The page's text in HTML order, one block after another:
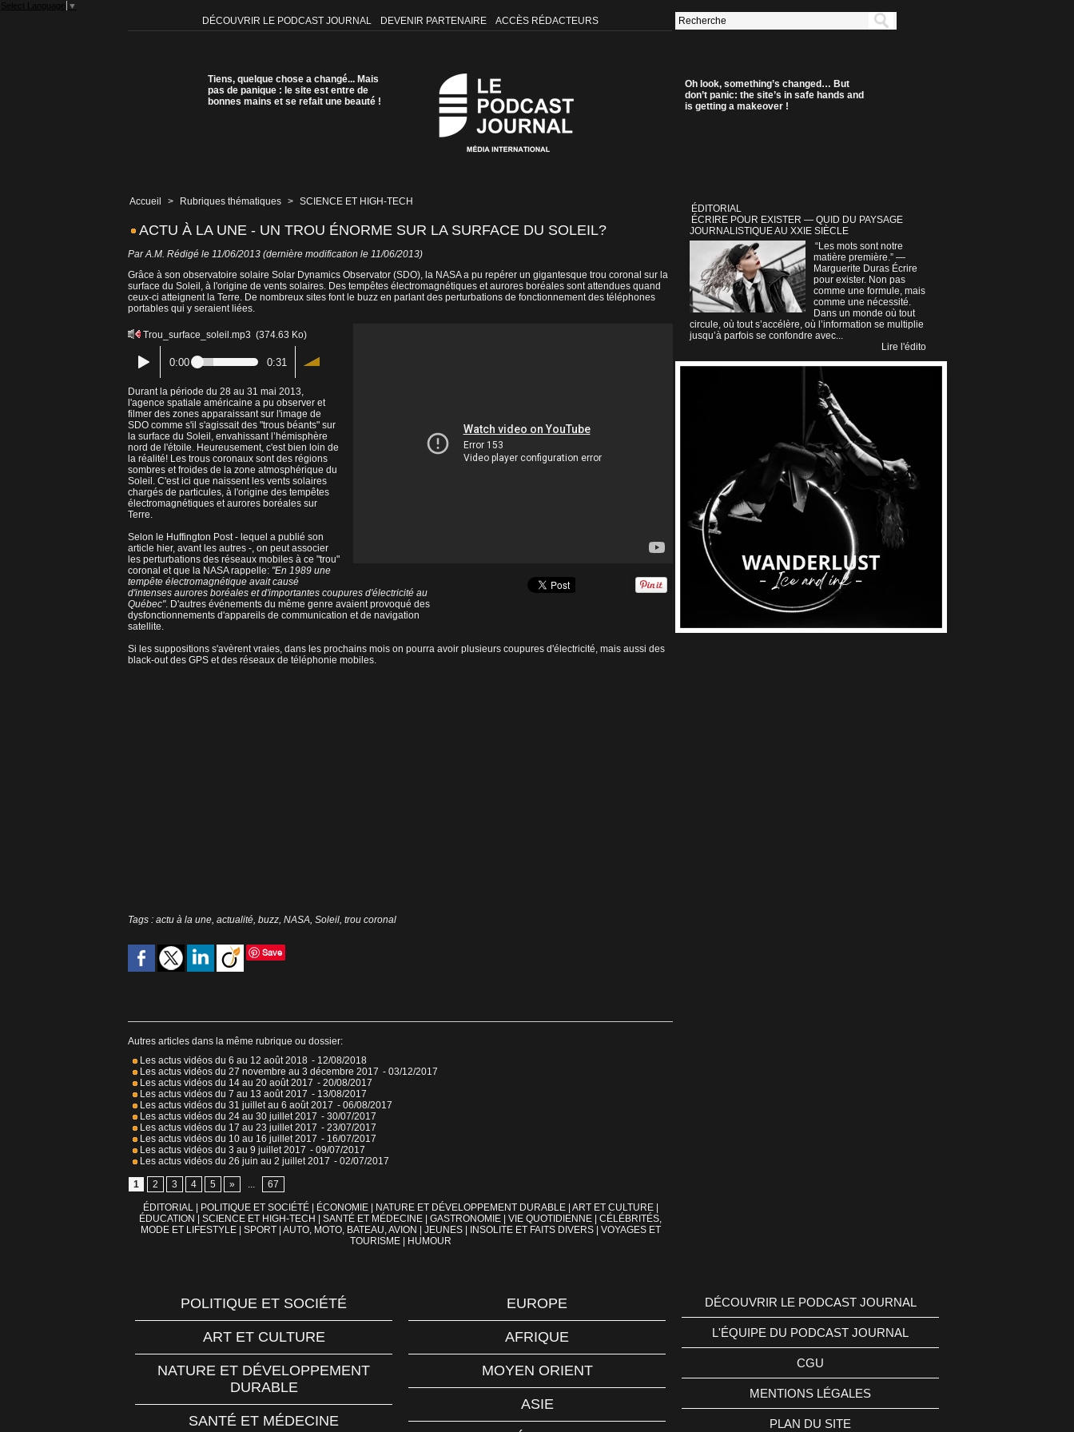
Select Language ▼
DÉCOUVRIR LE PODCAST JOURNAL DEVENIR PARTENAIRE ACCÈS RÉDACTEURS
Tiens, quelque chose a changé... Mais
pas de panique : le site est entre de
bonnes mains et se refait une beauté !
Oh look, something’s changed… But
don’t panic: the site’s in safe hands and
is getting a makeover !
Accueil > Rubriques thématiques > SCIENCE ET HIGH-TECH
ACTU À LA UNE - UN TROU ÉNORME SUR LA SURFACE DU SOLEIL?
Par A.M. Rédigé le 11/06/2013 (dernière modification le 11/06/2013)
Grâce à son observatoire solaire Solar Dynamics Observator (SDO), la NASA a pu repérer un gigantesque trou coronal sur la
surface du Soleil, à l'origine de vents solaires. Des tempêtes électromagnétiques et aurores boréales sont attendues quand
ceux-ci atteignent la Terre. De nombreux sites font le buzz en parlant des perturbations de fonctionnement des téléphones
portables qui y seraient liées.
Trou_surface_soleil.mp3 (374.63 Ko)
0:00 0:31
Durant la période du 28 au 31 mai 2013,
l'agence spatiale américaine a pu observer et
filmer des zones apparaissant sur l'image de
SDO comme s'il s'agissait des "trous béants" sur
la surface du Soleil, envahissant l’hémisphère
nord de l'étoile. Heureusement, c'est bien loin de
la réalité! Les trous coronaux sont des régions
sombres et froides de la zone atmosphérique du
Soleil. C'est ici que naissent les vents solaires
chargés de particules, à l'origine des tempêtes
électromagnétiques et aurores boréales sur
Terre.
Selon le Huffington Post - lequel a publié son
article hier, avant les autres -, on peut associer
les perturbations des réseaux mobiles à ce "trou"
coronal et que la NASA rappelle: "En 1989 une
tempête électromagnétique avait causé
d'intenses aurores boréales et d'importantes coupures d'électricité au
Québec". D'autres événements du même genre avaient provoqué des
dysfonctionnements d'appareils de communication et de navigation
satellite.
Si les suppositions s'avèrent vraies, dans les prochains mois on pourra avoir plusieurs coupures d'électricité, mais aussi des
black-out des GPS et des réseaux de téléphonie mobiles.
Tags : actu à la une, actualité, buzz, NASA, Soleil, trou coronal
Save
Autres articles dans la même rubrique ou dossier:
Les actus vidéos du 6 au 12 août 2018 - 12/08/2018
Les actus vidéos du 27 novembre au 3 décembre 2017 - 03/12/2017
Les actus vidéos du 14 au 20 août 2017 - 20/08/2017
Les actus vidéos du 7 au 13 août 2017 - 13/08/2017
Les actus vidéos du 31 juillet au 6 août 2017 - 06/08/2017
Les actus vidéos du 24 au 30 juillet 2017 - 30/07/2017
Les actus vidéos du 17 au 23 juillet 2017 - 23/07/2017
Les actus vidéos du 10 au 16 juillet 2017 - 16/07/2017
Les actus vidéos du 3 au 9 juillet 2017 - 09/07/2017
Les actus vidéos du 26 juin au 2 juillet 2017 - 02/07/2017
1 2 3 4 5 » ... 67
ÉDITORIAL POLITIQUE ET SOCIÉTÉ ÉCONOMIE NATURE ET DÉVELOPPEMENT DURABLE ART ET CULTURE
ÉDUCATION
SCIENCE ET HIGH-TECH SANTÉ ET MÉDECINE GASTRONOMIE VIE QUOTIDIENNE
CÉLÉBRITÉS,
MODE ET LIFESTYLE
SPORT AUTO, MOTO, BATEAU, AVION JEUNES INSOLITE ET FAITS DIVERS
VOYAGES ET
TOURISME
HUMOUR
ÉDITORIAL
ÉCRIRE POUR EXISTER — QUID DU PAYSAGE
JOURNALISTIQUE AU XXIE SIÈCLE
“Les mots sont notre
matière première.” —
Marguerite Duras Écrire
pour exister. Non pas
comme une formule, mais
comme une nécessité.
Dans un monde où tout
circule, où tout s’accélère, où l’information se multiplie
jusqu’à parfois se confondre avec...
Lire l'édito
POLITIQUE ET SOCIÉTÉ
ART ET CULTURE
NATURE ET DÉVELOPPEMENT
DURABLE
SANTÉ ET MÉDECINE
EUROPE
AFRIQUE
MOYEN ORIENT
ASIE
DÉCOUVRIR LE PODCAST JOURNAL
L'ÉQUIPE DU PODCAST JOURNAL
CGU
MENTIONS LÉGALES
PLAN DU SITE